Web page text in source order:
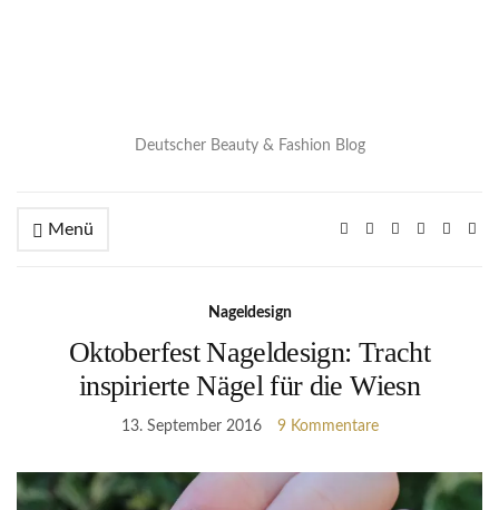
Deutscher Beauty & Fashion Blog
Menü
Nageldesign
Oktoberfest Nageldesign: Tracht
inspirierte Nägel für die Wiesn
13. September 2016 9 Kommentare